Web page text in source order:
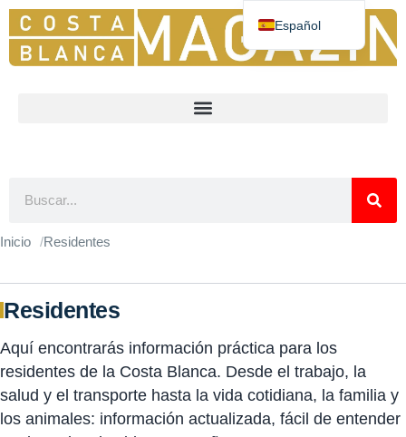
Inicio Residentes
Residentes
Aquí encontrarás información práctica para los
residentes de la Costa Blanca. Desde el trabajo, la
salud y el transporte hasta la vida cotidiana, la familia y
los animales: información actualizada, fácil de entender
Español
Deutsch